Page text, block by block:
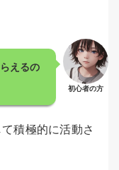
えるの
初心者の方
積極的に活動さ